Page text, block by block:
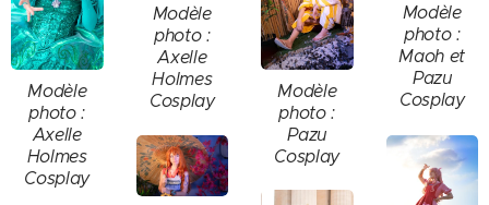
Modèle
photo :
Axelle
Holmes
Cosplay
Modèle
photo :
Axelle
Holmes
Cosplay
Modèle
photo :
Pazu
Cosplay
Modèle
photo :
Maoh et
Pazu
Cosplay